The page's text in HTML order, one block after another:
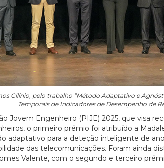
Cilínio, pelo trabalho “Método Adaptativo e
Temporais de Indicadores de Desempenho de
Jovem Engenheiro (PIJE) 2025, que visa
o primeiro prémio foi atribuído a
adaptativo para a deteção inteligente de
das telecomunicações. Foram ainda
Valente, com o segundo e terceiro